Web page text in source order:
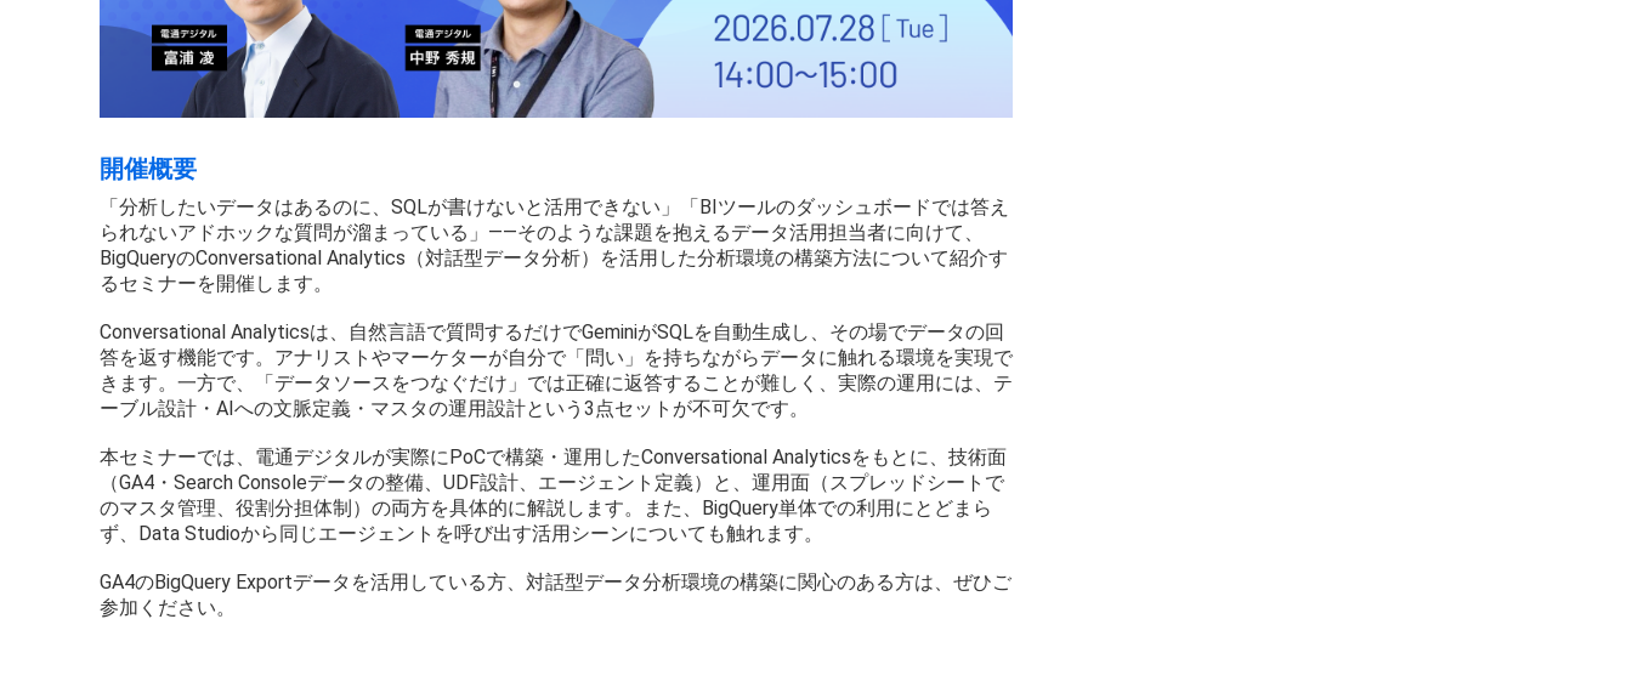
開催概要
「分析したいデータはあるのに、SQLが書けないと活用できない」「BIツールのダッシュボードでは答え
られないアドホックな質問が溜まっている」——そのような課題を抱えるデータ活用担当者に向けて、
BigQueryのConversational Analytics（対話型データ分析）を活用した分析環境の構築方法について紹介す
るセミナーを開催します。
Conversational Analyticsは、自然言語で質問するだけでGeminiがSQLを自動生成し、その場でデータの回
答を返す機能です。アナリストやマーケターが自分で「問い」を持ちながらデータに触れる環境を実現で
きます。一方で、「データソースをつなぐだけ」では正確に返答することが難しく、実際の運用には、テ
ーブル設計・AIへの文脈定義・マスタの運用設計という3点セットが不可欠です。
本セミナーでは、電通デジタルが実際にPoCで構築・運用したConversational Analyticsをもとに、技術面
（GA4・Search Consoleデータの整備、UDF設計、エージェント定義）と、運用面（スプレッドシートで
のマスタ管理、役割分担体制）の両方を具体的に解説します。また、BigQuery単体での利用にとどまら
ず、Data Studioから同じエージェントを呼び出す活用シーンについても触れます。
GA4のBigQuery Exportデータを活用している方、対話型データ分析環境の構築に関心のある方は、ぜひご
参加ください。